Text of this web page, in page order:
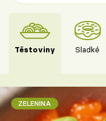
Těstoviny Sladké
ZELENINA